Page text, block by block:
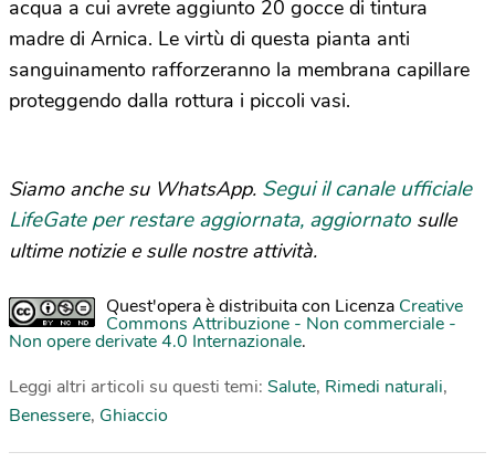
acqua a cui avrete aggiunto 20 gocce di tintura
madre di Arnica. Le virtù di questa pianta anti
sanguinamento rafforzeranno la membrana capillare
proteggendo dalla rottura i piccoli vasi.
Siamo anche su WhatsApp. Segui il canale ufficiale
LifeGate per restare aggiornata, aggiornato sulle
ultime notizie e sulle nostre attività.
Quest'opera è distribuita con Licenza Creative
Commons Attribuzione - Non commerciale -
Non opere derivate 4.0 Internazionale.
Leggi altri articoli su questi temi: Salute, Rimedi naturali,
Benessere, Ghiaccio